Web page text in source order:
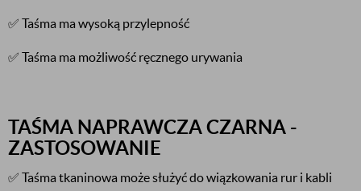
✅ Taśma ma wysoką przylepność
✅ Taśma ma możliwość ręcznego urywania
TAŚMA NAPRAWCZA CZARNA -
ZASTOSOWANIE
✅ Taśma tkaninowa może służyć do wiązkowania rur i kabli